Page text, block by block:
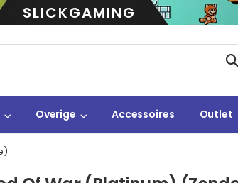
SLICKGAMING
Overige Accessoires Outlet